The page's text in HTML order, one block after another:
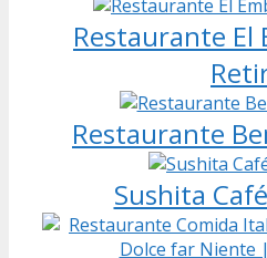
Restaurante El
Restaurante
Sushita